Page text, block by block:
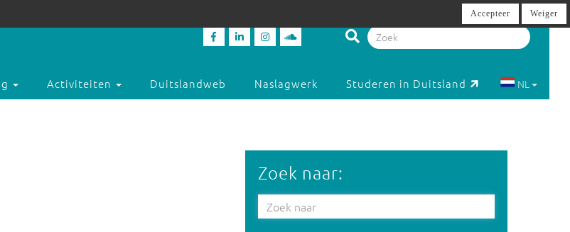
Activiteiten Duitslandweb Naslagwerk Studeren in Duitsland NL
Zoek naar:
Accepteer Weiger